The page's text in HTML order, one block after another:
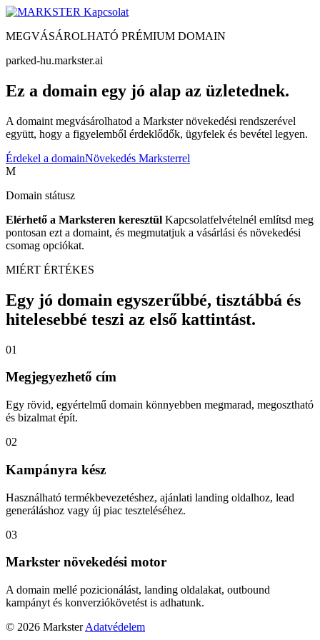
Kapcsolat
MEGVÁSÁROLHATÓ PRÉMIUM DOMAIN
parked-hu.markster.ai
Ez a domain egy jó alap az üzletednek.
A domaint megvásárolhatod a Markster növekedési rendszerével
együtt, hogy a figyelemből érdeklődők, ügyfelek és bevétel legyen.
Érdekel a domainNövekedés Marksterrel
M
Domain státusz
Elérhető a Marksteren keresztül Kapcsolatfelvételnél említsd meg
pontosan ezt a domaint, és megmutatjuk a vásárlási és növekedési
csomag opciókat.
MIÉRT ÉRTÉKES
Egy jó domain egyszerűbbé, tisztábbá és
hitelesebbé teszi az első kattintást.
01
Megjegyezhető cím
Egy rövid, egyértelmű domain könnyebben megmarad, megosztható
és bizalmat épít.
02
Kampányra kész
Használható termékbevezetéshez, ajánlati landing oldalhoz, lead
generáláshoz vagy új piac teszteléséhez.
03
Markster növekedési motor
A domain mellé pozicionálást, landing oldalakat, outbound
kampányt és konverziókövetést is adhatunk.
© 2026 Markster Adatvédelem